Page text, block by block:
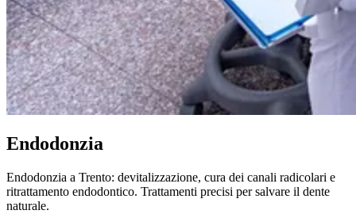
Endodonzia
Endodonzia a Trento: devitalizzazione, cura dei canali radicolari e
ritrattamento endodontico. Trattamenti precisi per salvare il dente
naturale.